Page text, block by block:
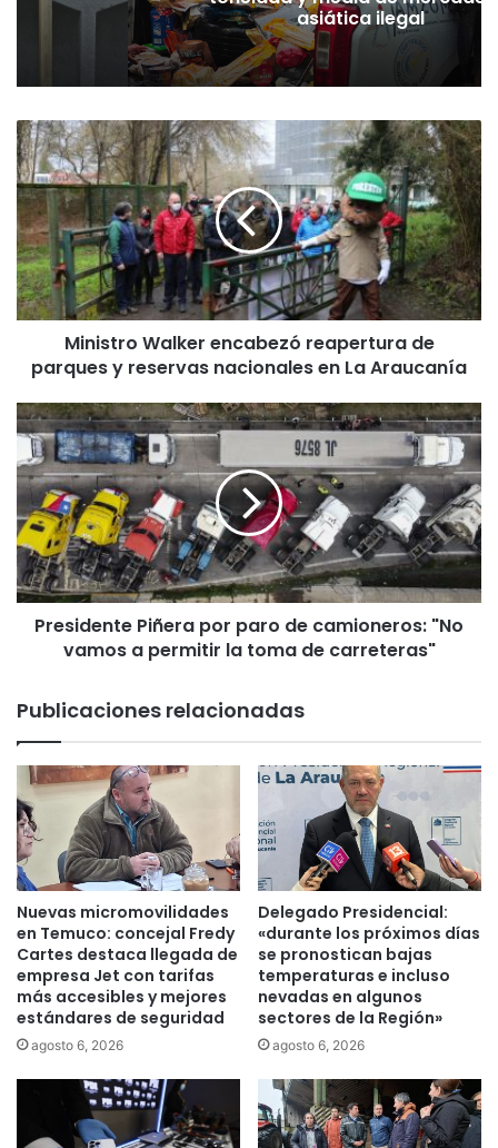
asiática ilegal
M
i
n
i
s
t
r
o
W
e
r
e
n
a
b
e
z
p
e
r
u
r
a
d
a
r
q
u
e
Ministro Walker encabezó reapertura de
parques y reservas nacionales en La Araucanía
P
r
e
s
d
e
n
t
e
r
a
o
r
p
a
r
o
d
e
c
a
m
Presidente Piñera por paro de camioneros: "No
vamos a permitir la toma de carreteras"
Publicaciones relacionadas
Nuevas micromovilidades
en Temuco: concejal Fredy
Cartes destaca llegada de
empresa Jet con tarifas
más accesibles y mejores
estándares de seguridad
agosto 6, 2026
Delegado Presidencial:
«durante los próximos días
se pronostican bajas
temperaturas e incluso
nevadas en algunos
sectores de la Región»
agosto 6, 2026